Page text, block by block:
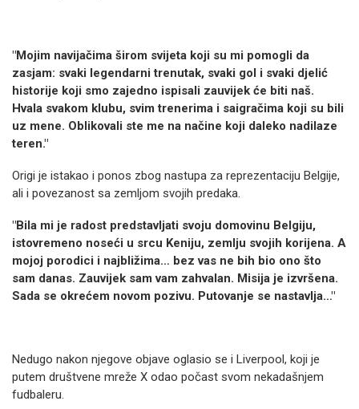
"Mojim navijačima širom svijeta koji su mi pomogli da
zasjam: svaki legendarni trenutak, svaki gol i svaki djelić
historije koji smo zajedno ispisali zauvijek će biti naš.
Hvala svakom klubu, svim trenerima i saigračima koji su bili
uz mene. Oblikovali ste me na načine koji daleko nadilaze
teren."
Origi je istakao i ponos zbog nastupa za reprezentaciju Belgije,
ali i povezanost sa zemljom svojih predaka.
"Bila mi je radost predstavljati svoju domovinu Belgiju,
istovremeno noseći u srcu Keniju, zemlju svojih korijena. A
mojoj porodici i najbližima… bez vas ne bih bio ono što
sam danas. Zauvijek sam vam zahvalan. Misija je izvršena.
Sada se okrećem novom pozivu. Putovanje se nastavlja…"
Nedugo nakon njegove objave oglasio se i Liverpool, koji je
putem društvene mreže X odao počast svom nekadašnjem
fudbaleru.